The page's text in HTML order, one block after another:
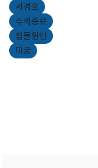
서경호
수색종료
침몰원인
미궁